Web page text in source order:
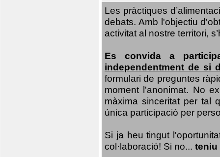
Les pràctiques
debats. Amb l'objectiu
activitat al nostre territori,
Es convida a
independentment de si
formulari de preguntes
moment l'anonimat. No
màxima sinceritat per tal
única participació per
Si ja heu tingut
col·laboració! Si no... teniu